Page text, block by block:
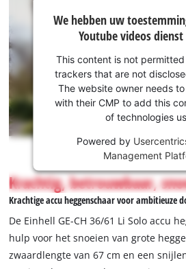
load
due
to
trackers
are
not
disclosed
visitor.
The
owner
needs
to
We hebben
toestemming
nodig om de
Youtube
dienst te
laden!
This
content
permitted
to
to
trackers
We hebben uw
Youtube videos
This content is not
trackers that are not
The website owner needs
with their CMP to add this
of technologies
Powered by
Management
Krachtig, betrouwbaar,
Krachtige accu heggenschaar voor ambitieuze
De Einhell GE-CH 36/61 Li Solo accu
hulp voor het snoeien van grote
zwaardlengte van 67 cm en een